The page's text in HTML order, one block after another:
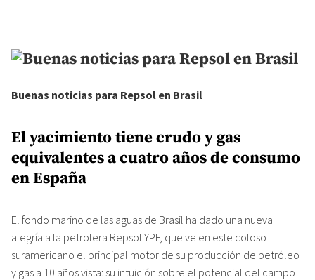
Buenas noticias para Repsol en Brasil
El yacimiento tiene crudo y gas
equivalentes a cuatro años de consumo
en España
El fondo marino de las aguas de Brasil ha dado una nueva
alegría a la petrolera Repsol YPF, que ve en este coloso
suramericano el principal motor de su producción de petróleo
y gas a 10 años vista: su intuición sobre el potencial del campo